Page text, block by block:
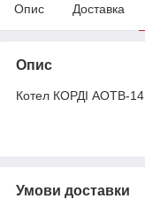
Опис Доставка
Опис
Котел КОРДІ АОТВ-14
Умови доставки